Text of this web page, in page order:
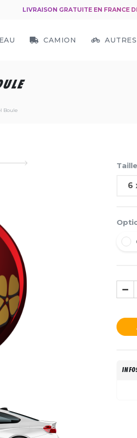
LIVRAISON GRATUITE EN FRANCE
CAMION
Boule
Taille